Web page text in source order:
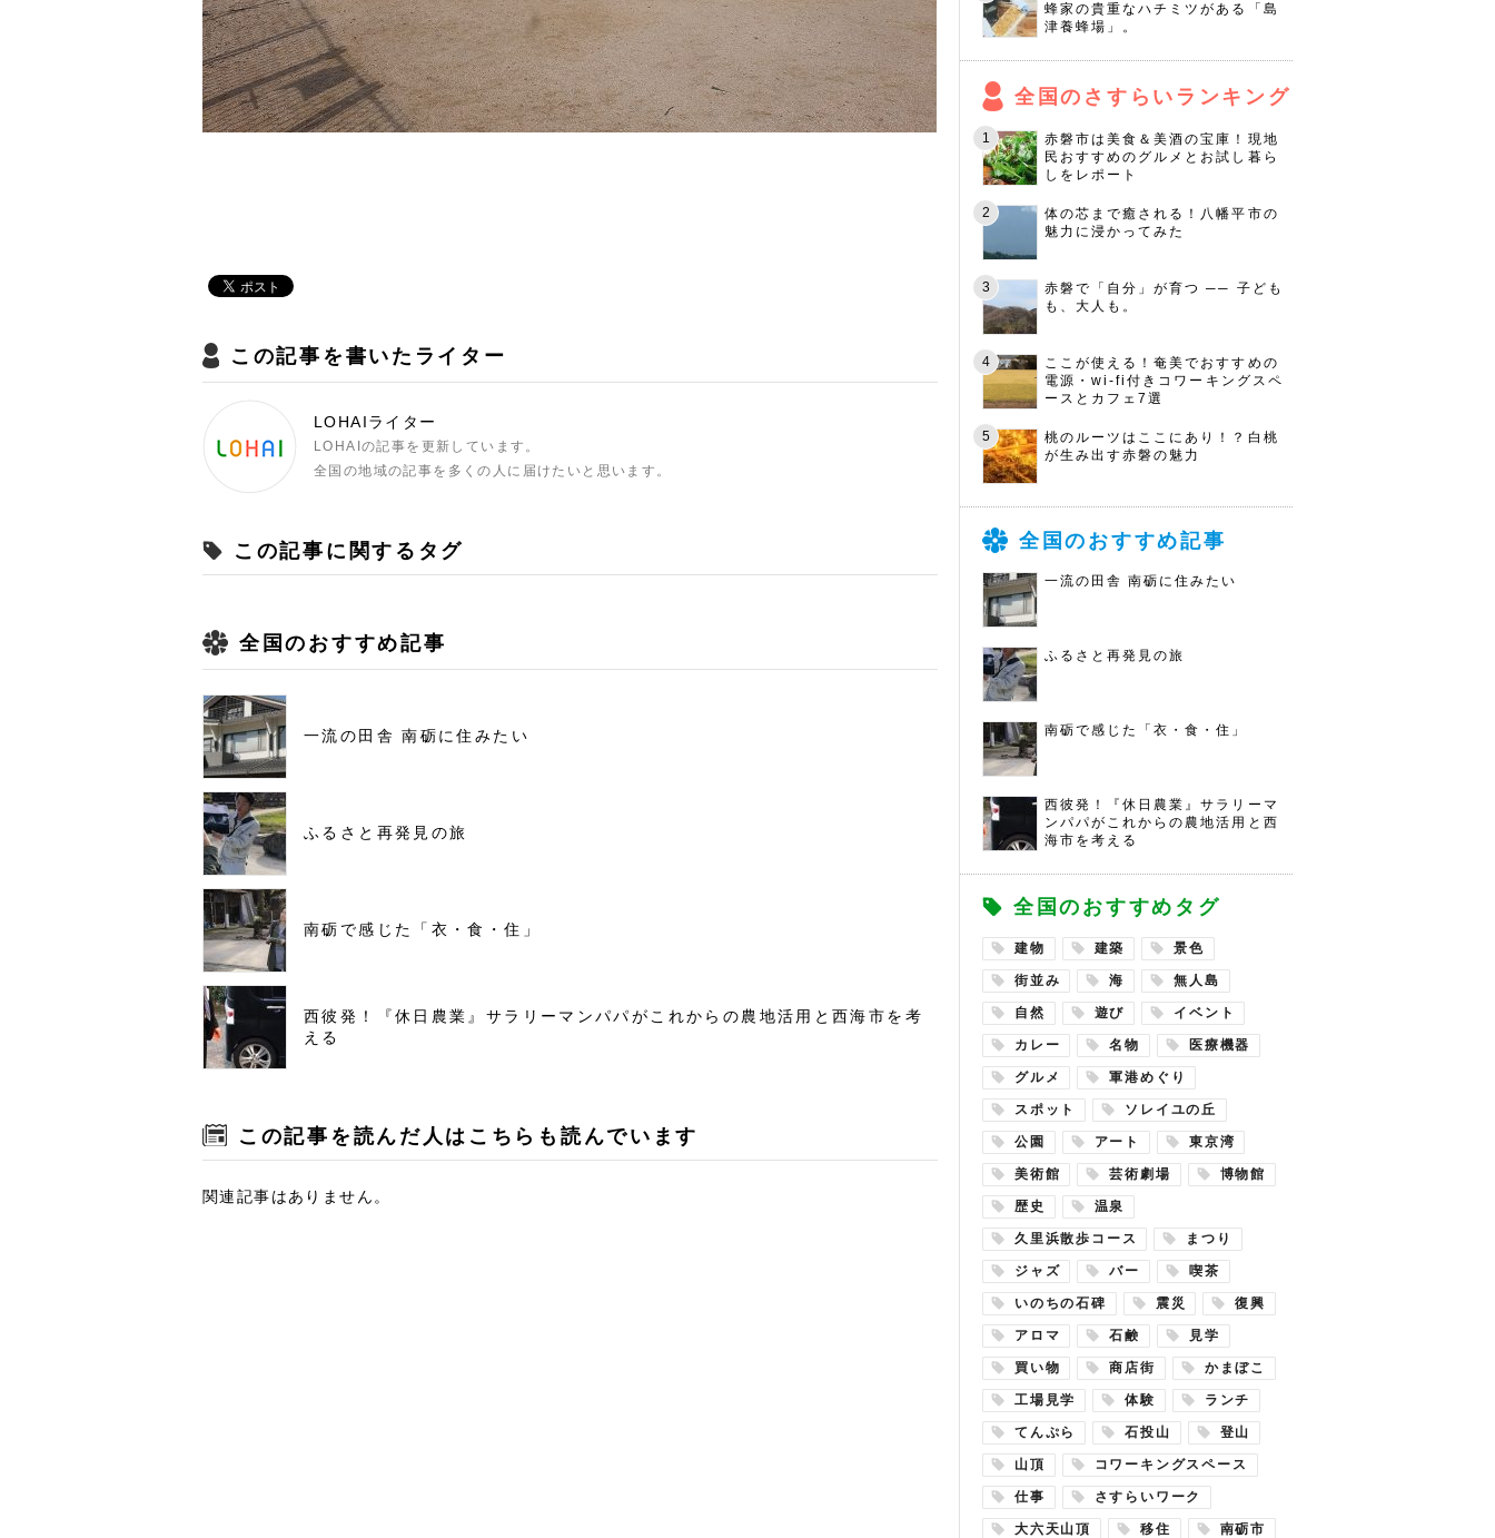
この記事を書いたライター
LOHAIライター
LOHAIの記事を更新しています。
全国の地域の記事を多くの人に届けたいと思います。
この記事に関するタグ
全国のおすすめ記事
一流の田舎 南砺に住みたい
ふるさと再発見の旅
南砺で感じた「衣・食・住」
西彼発！『休日農業』サラリーマンパパがこれからの農地活用と西海市を考
える
この記事を読んだ人はこちらも読んでいます
関連記事はありません。
蜂家の貴重なハチミツがある「島
津養蜂場」。
全国のさすらいランキング
赤磐市は美食＆美酒の宝庫！現地
民おすすめのグルメとお試し暮ら
しをレポート
体の芯まで癒される！八幡平市の
魅力に浸かってみた
赤磐で「自分」が育つ ── 子ども
も、大人も。
ここが使える！奄美でおすすめの
電源・wi-fi付きコワーキングスペ
ースとカフェ7選
桃のルーツはここにあり！？白桃
が生み出す赤磐の魅力
全国のおすすめ記事
一流の田舎 南砺に住みたい
ふるさと再発見の旅
南砺で感じた「衣・食・住」
西彼発！『休日農業』サラリーマ
ンパパがこれからの農地活用と西
海市を考える
全国のおすすめタグ
建物 建築 景色
街並み 海 無人島
自然 遊び イベント
カレー 名物 医療機器
グルメ 軍港めぐり
スポット ソレイユの丘
公園 アート 東京湾
美術館 芸術劇場 博物館
歴史 温泉
久里浜散歩コース まつり
ジャズ バー 喫茶
いのちの石碑 震災 復興
アロマ 石鹸 見学
買い物 商店街 かまぼこ
工場見学 体験 ランチ
てんぷら 石投山 登山
山頂 コワーキングスペース
仕事 さすらいワーク
大六天山頂 移住 南砺市